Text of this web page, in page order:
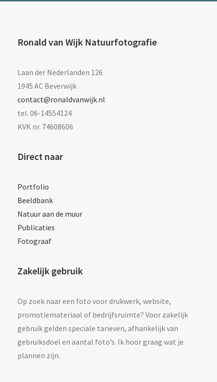
Ronald van Wijk Natuurfotografie
Laan der Nederlanden 126
1945 AC Beverwijk
contact@ronaldvanwijk.nl
tel. 06-14554124
KVK nr. 74608606
Direct naar
Portfolio
Beeldbank
Natuur aan de muur
Publicaties
Fotograaf
Zakelijk gebruik
Op zoek naar een foto voor drukwerk, website,
promotiemateriaal of bedrijfsruimte? Voor zakelijk
gebruik gelden speciale tarieven, afhankelijk van
gebruiksdoel en aantal foto’s. Ik hoor graag wat je
plannen zijn.